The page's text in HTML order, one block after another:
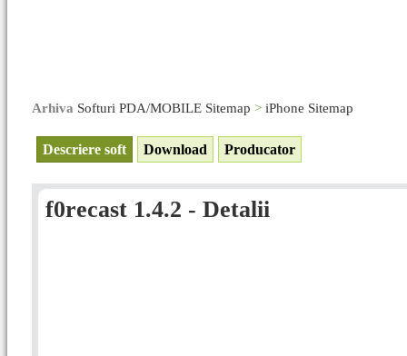
Arhiva Softuri PDA/MOBILE Sitemap > iPhone Sitemap
Descriere soft Download Producator
f0recast 1.4.2 - Detalii